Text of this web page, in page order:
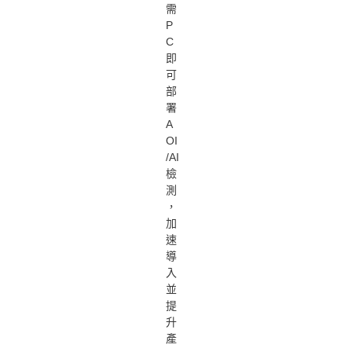
需
P
C
即
可
部
署
A
OI
/AI
檢
測
，
加
速
導
入
並
提
升
產